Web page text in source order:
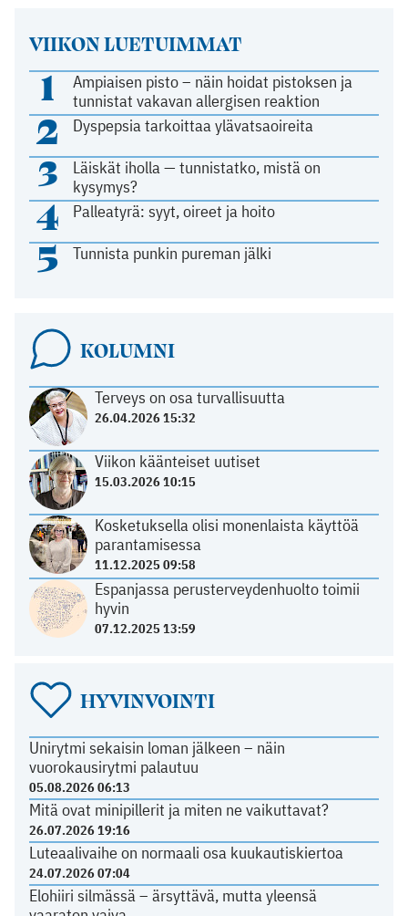
VIIKON LUETUIMMAT
1
Ampiaisen pisto – näin hoidat pistoksen ja
tunnistat vakavan allergisen reaktion
2 Dyspepsia tarkoittaa ylävatsaoireita
3
Läiskät iholla — tunnistatko, mistä on
kysymys?
4 Palleatyrä: syyt, oireet ja hoito
5 Tunnista punkin pureman jälki
KOLUMNI
Terveys on osa turvallisuutta
26.04.2026 15:32
Viikon käänteiset uutiset
15.03.2026 10:15
Kosketuksella olisi monenlaista käyttöä
parantamisessa
11.12.2025 09:58
Espanjassa perusterveydenhuolto toimii
hyvin
07.12.2025 13:59
HYVINVOINTI
Unirytmi sekaisin loman jälkeen – näin
vuorokausirytmi palautuu
05.08.2026 06:13
Mitä ovat minipillerit ja miten ne vaikuttavat?
26.07.2026 19:16
Luteaalivaihe on normaali osa kuukautiskiertoa
24.07.2026 07:04
Elohiiri silmässä – ärsyttävä, mutta yleensä